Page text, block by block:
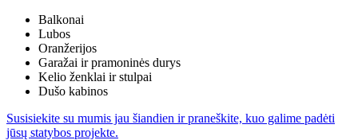
Balkonai
Lubos
Oranžerijos
Garažai ir pramoninės durys
Kelio ženklai ir stulpai
Dušo kabinos
Susisiekite su mumis jau šiandien ir praneškite, kuo galime padėti
jūsų statybos projekte.